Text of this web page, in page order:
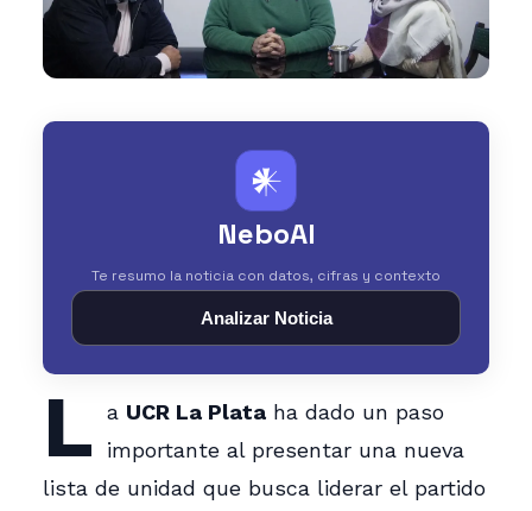
𒀭
NeboAI
Te resumo la noticia con datos, cifras y contexto
Analizar Noticia
L a UCR La Plataha dado un paso
importante al presentar una nueva
lista de unidad que busca liderar el partido